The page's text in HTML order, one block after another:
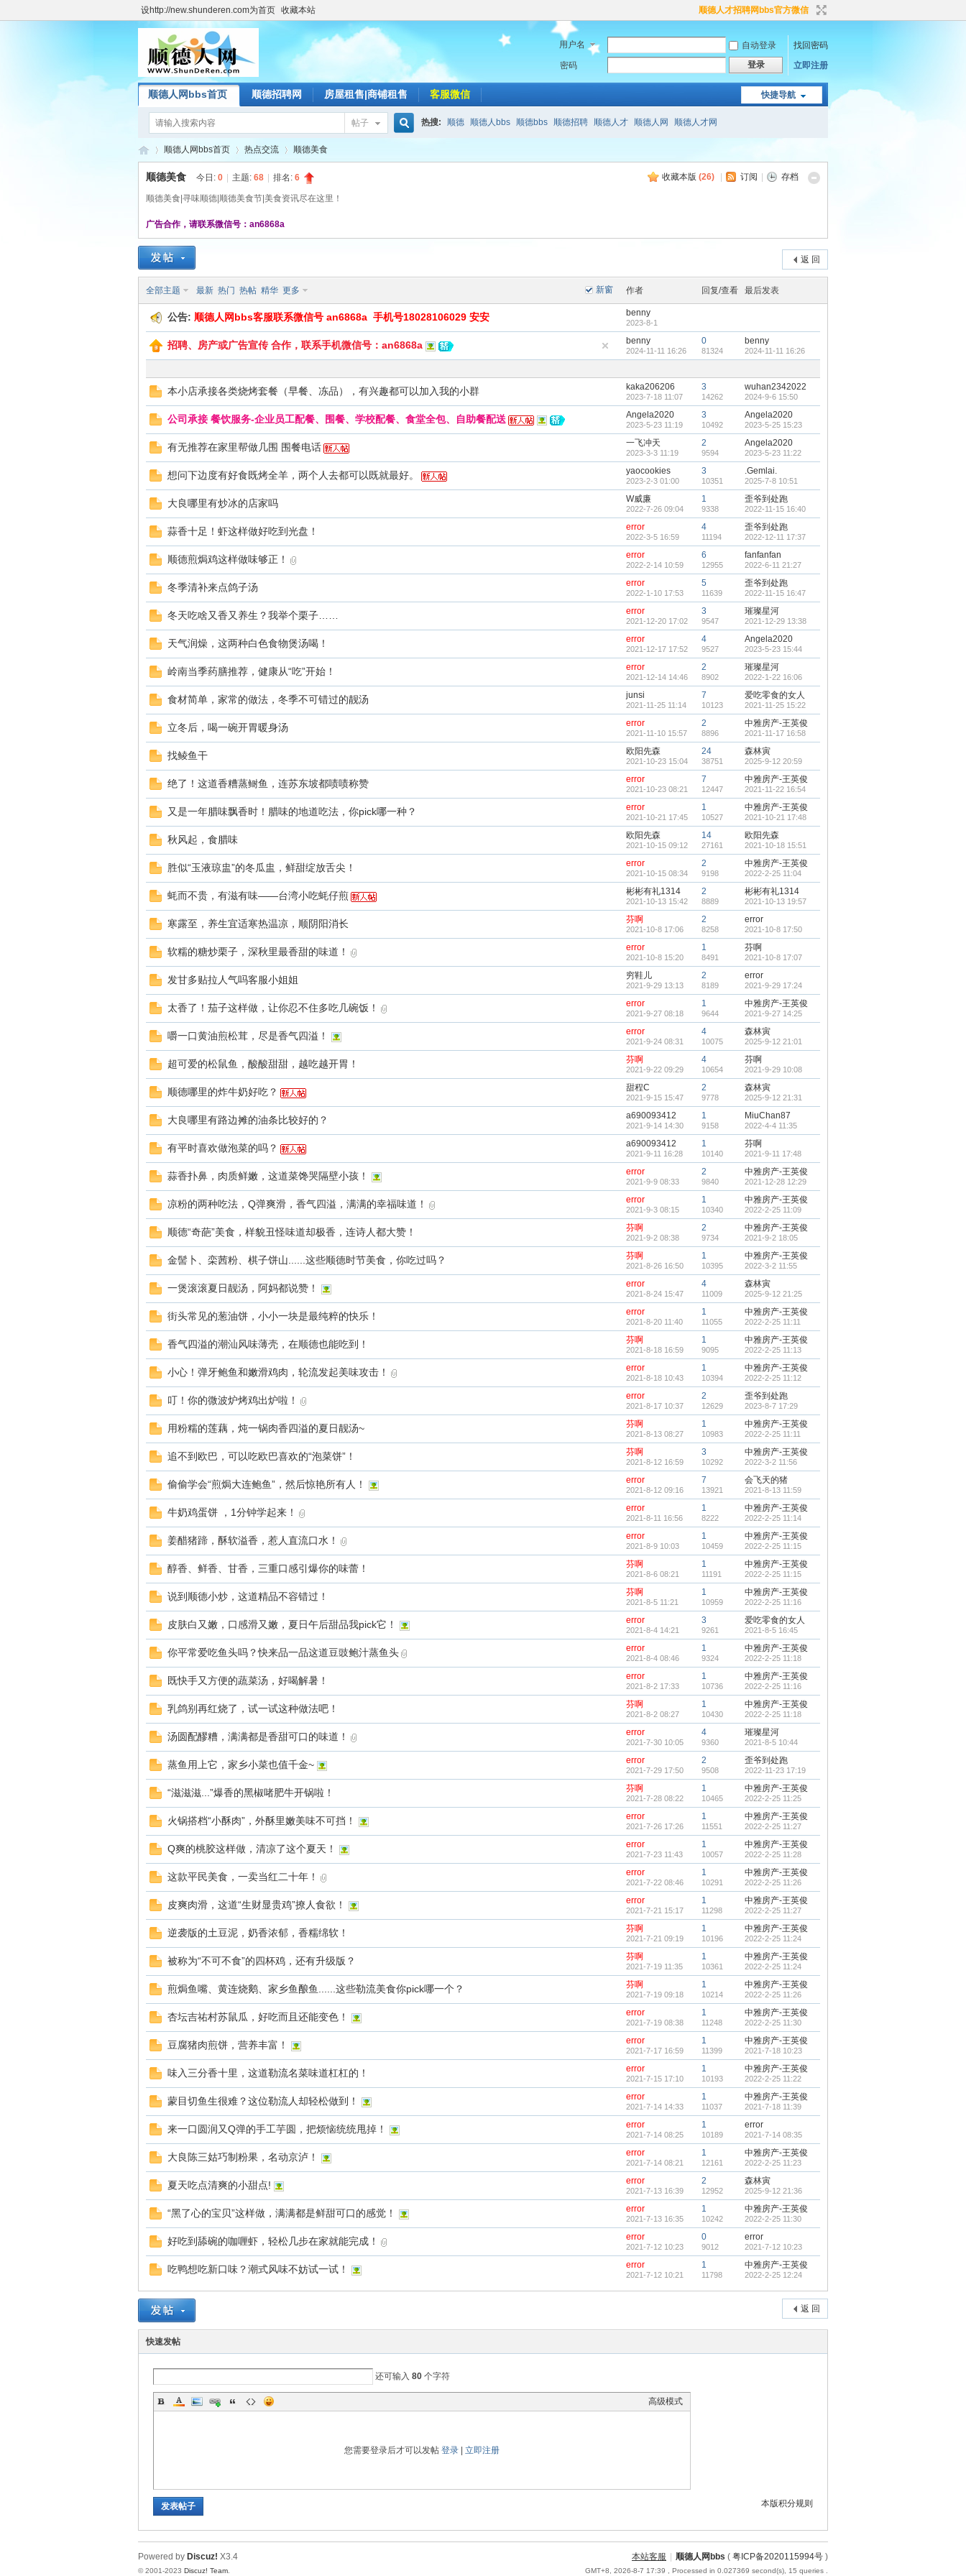
设http://new.shunderen.com为首页 收藏本站 顺德人才招聘网bbs官方微信
用户名 自动登录
找回密码
密码
登录 立即注册
快捷导航
顺德人网bbs首页 顺德招聘网 房屋租售|商铺租售 客服微信
帖子 热搜: 顺德 顺德人bbs 顺德bbs 顺德招聘 顺德人才 顺德人网 顺德人才网
顺德人网bbs首页 热点交流 顺德美食
收藏本版 (26) 订阅 存档
顺德美食 今日: 0 主题: 68 排名: 6
顺德美食|寻味顺德|顺德美食节|美食资讯尽在这里！
广告合作，请联系微信号：an6868a
返 回
新窗
全部主题 最新 热门 热帖 精华 更多 作者 回复/查看 最后发表
公告: 顺德人网bbs客服联系微信号 an6868a 手机号18028106029 安安 benny
2023-8-1
招聘、房产或广告宣传 合作，联系手机微信号：an6868a benny
2024-11-11 16:26
0
81324
benny
2024-11-11 16:26
本小店承接各类烧烤套餐（早餐、冻品），有兴趣都可以加入我的小群 kaka206206
2023-7-18 11:07
3
14262
wuhan2342022
2024-9-6 15:50
公司承接 餐饮服务-企业员工配餐、围餐、学校配餐、食堂全包、自助餐配送 Angela2020
2023-5-23 11:19
3
10492
Angela2020
2023-5-25 15:23
有无推荐在家里帮做几围 围餐电话 一飞冲天
2023-3-3 11:19
2
9594
Angela2020
2023-5-23 11:22
想问下边度有好食既烤全羊，两个人去都可以既就最好。 yaocookies
2023-2-3 01:00
3
10351
.Gemlai.
2025-7-8 10:51
大良哪里有炒冰的店家吗 W威廉
2022-7-26 09:04
1
9338
歪爷到处跑
2022-11-15 16:40
蒜香十足！虾这样做好吃到光盘！ error
2022-3-5 16:59
4
11194
歪爷到处跑
2022-12-11 17:37
顺德煎焗鸡这样做味够正！ error
2022-2-14 10:59
6
12955
fanfanfan
2022-6-11 21:27
冬季清补来点鸽子汤 error
2022-1-10 17:53
5
11639
歪爷到处跑
2022-11-15 16:47
冬天吃啥又香又养生？我举个栗子…… error
2021-12-20 17:02
3
9547
璀璨星河
2021-12-29 13:38
天气润燥，这两种白色食物煲汤喝！ error
2021-12-17 17:52
4
9527
Angela2020
2023-5-23 15:44
岭南当季药膳推荐，健康从“吃”开始！ error
2021-12-14 14:46
2
8902
璀璨星河
2022-1-22 16:06
食材简单，家常的做法，冬季不可错过的靓汤 junsi
2021-11-25 11:14
7
10123
爱吃零食的女人
2021-11-25 15:22
立冬后，喝一碗开胃暖身汤 error
2021-11-10 15:57
2
8896
中雅房产-王英俊
2021-11-17 16:58
找鲮鱼干 欧阳先森
2021-10-23 15:04
24
38751
森林寅
2025-9-12 20:59
绝了！这道香糟蒸鲥鱼，连苏东坡都啧啧称赞 error
2021-10-23 08:21
7
12447
中雅房产-王英俊
2021-11-22 16:54
又是一年腊味飘香时！腊味的地道吃法，你pick哪一种？ error
2021-10-21 17:45
1
10527
中雅房产-王英俊
2021-10-21 17:48
秋风起，食腊味 欧阳先森
2021-10-15 09:12
14
27161
欧阳先森
2021-10-18 15:51
胜似“玉液琼盅”的冬瓜盅，鲜甜绽放舌尖！ error
2021-10-15 08:34
2
9198
中雅房产-王英俊
2022-2-25 11:04
蚝而不贵，有滋有味——台湾小吃蚝仔煎 彬彬有礼1314
2021-10-13 15:42
2
8889
彬彬有礼1314
2021-10-13 19:57
寒露至，养生宜适寒热温凉，顺阴阳消长 芬啊
2021-10-8 17:06
2
8258
error
2021-10-8 17:50
软糯的糖炒栗子，深秋里最香甜的味道！ error
2021-10-8 15:20
1
8491
芬啊
2021-10-8 17:07
发甘多贴拉人气吗客服小姐姐 穷鞋儿
2021-9-29 13:13
2
8189
error
2021-9-29 17:24
太香了！茄子这样做，让你忍不住多吃几碗饭！ error
2021-9-27 08:18
1
9644
中雅房产-王英俊
2021-9-27 14:25
嚼一口黄油煎松茸，尽是香气四溢！ error
2021-9-24 08:31
4
10075
森林寅
2025-9-12 21:01
超可爱的松鼠鱼，酸酸甜甜，越吃越开胃！ 芬啊
2021-9-22 09:29
4
10654
芬啊
2021-9-29 10:08
顺德哪里的炸牛奶好吃？ 甜程C
2021-9-15 15:47
2
9778
森林寅
2025-9-12 21:31
大良哪里有路边摊的油条比较好的？ a690093412
2021-9-14 14:30
1
9158
MiuChan87
2022-4-4 11:35
有平时喜欢做泡菜的吗？ a690093412
2021-9-11 16:28
1
10140
芬啊
2021-9-11 17:48
蒜香扑鼻，肉质鲜嫩，这道菜馋哭隔壁小孩！ error
2021-9-9 08:33
2
9840
中雅房产-王英俊
2021-12-28 12:29
凉粉的两种吃法，Q弹爽滑，香气四溢，满满的幸福味道！ error
2021-9-3 08:15
1
10340
中雅房产-王英俊
2022-2-25 11:09
顺德“奇葩”美食，样貌丑怪味道却极香，连诗人都大赞！ 芬啊
2021-9-2 08:38
2
9734
中雅房产-王英俊
2021-9-2 18:05
金髻卜、栾茜粉、棋子饼山......这些顺德时节美食，你吃过吗？ 芬啊
2021-8-26 16:50
1
10395
中雅房产-王英俊
2022-3-2 11:55
一煲滚滚夏日靓汤，阿妈都说赞！ error
2021-8-24 15:47
4
11009
森林寅
2025-9-12 21:25
街头常见的葱油饼，小小一块是最纯粹的快乐！ error
2021-8-20 11:40
1
11055
中雅房产-王英俊
2022-2-25 11:11
香气四溢的潮汕风味薄壳，在顺德也能吃到！ 芬啊
2021-8-18 16:59
1
9095
中雅房产-王英俊
2022-2-25 11:13
小心！弹牙鲍鱼和嫩滑鸡肉，轮流发起美味攻击！ error
2021-8-18 10:43
1
10394
中雅房产-王英俊
2022-2-25 11:12
叮！你的微波炉烤鸡出炉啦！ error
2021-8-17 10:37
2
12629
歪爷到处跑
2023-8-7 17:29
用粉糯的莲藕，炖一锅肉香四溢的夏日靓汤~ 芬啊
2021-8-13 08:27
1
10983
中雅房产-王英俊
2022-2-25 11:11
追不到欧巴，可以吃欧巴喜欢的“泡菜饼”！ 芬啊
2021-8-12 16:59
3
10292
中雅房产-王英俊
2022-3-2 11:56
偷偷学会“煎焗大连鲍鱼”，然后惊艳所有人！ error
2021-8-12 09:16
7
13921
会飞天的猪
2021-8-13 11:59
牛奶鸡蛋饼 ，1分钟学起来！ error
2021-8-11 16:56
1
8222
中雅房产-王英俊
2022-2-25 11:14
姜醋猪蹄，酥软溢香，惹人直流口水！ error
2021-8-9 10:03
1
10459
中雅房产-王英俊
2022-2-25 11:15
醇香、鲜香、甘香，三重口感引爆你的味蕾！ 芬啊
2021-8-6 08:21
1
11191
中雅房产-王英俊
2022-2-25 11:15
说到顺德小炒，这道精品不容错过！ 芬啊
2021-8-5 11:21
1
10959
中雅房产-王英俊
2022-2-25 11:16
皮肤白又嫩，口感滑又嫩，夏日午后甜品我pick它！ error
2021-8-4 14:21
3
9261
爱吃零食的女人
2021-8-5 16:45
你平常爱吃鱼头吗？快来品一品这道豆豉鲍汁蒸鱼头 error
2021-8-4 08:46
1
9324
中雅房产-王英俊
2022-2-25 11:18
既快手又方便的蔬菜汤，好喝解暑！ error
2021-8-2 17:33
1
10736
中雅房产-王英俊
2022-2-25 11:16
乳鸽别再红烧了，试一试这种做法吧！ 芬啊
2021-8-2 08:27
1
10430
中雅房产-王英俊
2022-2-25 11:18
汤圆配醪糟，满满都是香甜可口的味道！ error
2021-7-30 10:05
4
9360
璀璨星河
2021-8-5 10:44
蒸鱼用上它，家乡小菜也值千金~ error
2021-7-29 17:50
2
9508
歪爷到处跑
2022-11-23 17:19
“滋滋滋...”爆香的黑椒啫肥牛开锅啦！ 芬啊
2021-7-28 08:22
1
10465
中雅房产-王英俊
2022-2-25 11:25
火锅搭档“小酥肉”，外酥里嫩美味不可挡！ error
2021-7-26 17:26
1
11551
中雅房产-王英俊
2022-2-25 11:27
Q爽的桃胶这样做，清凉了这个夏天！ error
2021-7-23 11:43
1
10057
中雅房产-王英俊
2022-2-25 11:28
这款平民美食，一卖当红二十年！ error
2021-7-22 08:46
1
10291
中雅房产-王英俊
2022-2-25 11:26
皮爽肉滑，这道“生财显贵鸡”撩人食欲！ error
2021-7-21 15:17
1
11298
中雅房产-王英俊
2022-2-25 11:27
逆袭版的土豆泥，奶香浓郁，香糯绵软！ 芬啊
2021-7-21 09:19
1
10196
中雅房产-王英俊
2022-2-25 11:24
被称为“不可不食”的四杯鸡，还有升级版？ 芬啊
2021-7-19 11:35
1
10361
中雅房产-王英俊
2022-2-25 11:24
煎焗鱼嘴、黄连烧鹅、家乡鱼酿鱼......这些勒流美食你pick哪一个？ 芬啊
2021-7-19 09:18
1
10214
中雅房产-王英俊
2022-2-25 11:26
杏坛吉祐村苏鼠瓜，好吃而且还能变色！ error
2021-7-19 08:38
1
11248
中雅房产-王英俊
2022-2-25 11:30
豆腐猪肉煎饼，营养丰富！ error
2021-7-17 16:59
1
11399
中雅房产-王英俊
2021-7-18 10:23
味入三分香十里，这道勒流名菜味道杠杠的！ error
2021-7-15 17:10
1
10193
中雅房产-王英俊
2022-2-25 11:22
蒙目切鱼生很难？这位勒流人却轻松做到！ error
2021-7-14 14:33
1
11037
中雅房产-王英俊
2021-7-18 11:39
来一口圆润又Q弹的手工芋圆，把烦恼统统甩掉！ error
2021-7-14 08:25
1
10189
error
2021-7-14 08:35
大良陈三姑巧制粉果，名动京泸！ error
2021-7-14 08:21
1
12161
中雅房产-王英俊
2022-2-25 11:23
夏天吃点清爽的小甜点! error
2021-7-13 16:39
2
12952
森林寅
2025-9-12 21:36
“黑了心的宝贝”这样做，满满都是鲜甜可口的感觉！ error
2021-7-13 16:35
1
10242
中雅房产-王英俊
2022-2-25 11:30
好吃到舔碗的咖喱虾，轻松几步在家就能完成！ error
2021-7-12 10:23
0
9012
error
2021-7-12 10:23
吃鸭想吃新口味？潮式风味不妨试一试！ error
2021-7-12 10:21
1
11798
中雅房产-王英俊
2022-2-25 12:24
返 回
快速发帖
还可输入 80 个字符
高级模式
您需要登录后才可以发帖 登录 立即注册
本版积分规则
发表帖子
本站客服 顺德人网bbs ( 粤ICP备2020115994号 )
GMT+8, 2026-8-7 17:39 , Processed in 0.027369 second(s), 15 queries .
Powered by Discuz! X3.4
© 2001-2023 Discuz! Team